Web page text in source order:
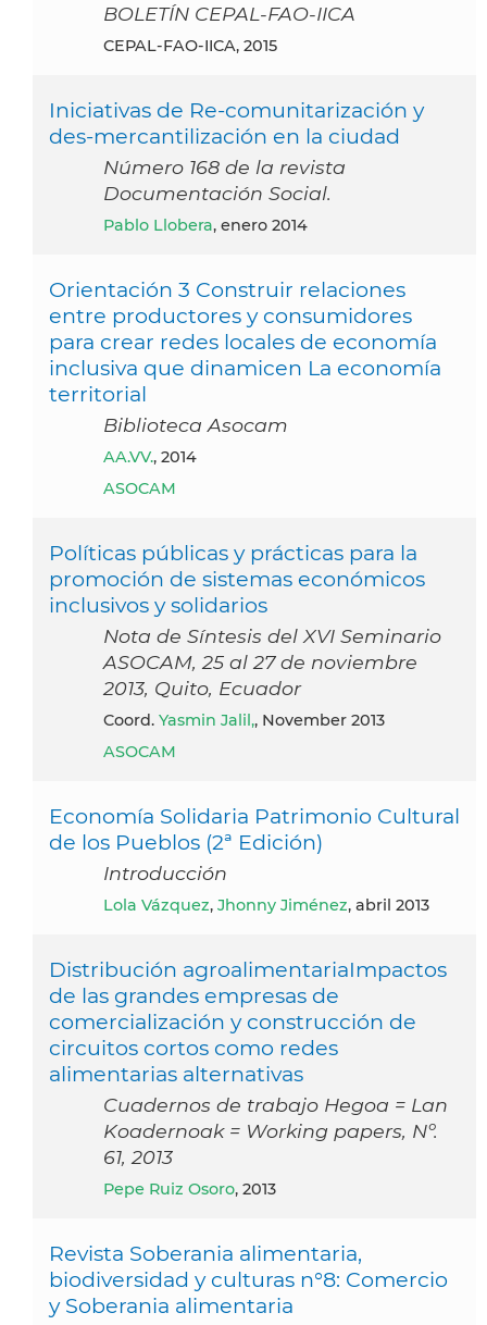
BOLETÍN CEPAL-FAO-IICA
CEPAL-FAO-IICA, 2015
Iniciativas de Re-comunitarización y
des-mercantilización en la ciudad
Número 168 de la revista
Documentación Social.
Pablo Llobera, enero 2014
Orientación 3 Construir relaciones
entre productores y consumidores
para crear redes locales de economía
inclusiva que dinamicen La economía
territorial
Biblioteca Asocam
AA.VV., 2014
ASOCAM
Políticas públicas y prácticas para la
promoción de sistemas económicos
inclusivos y solidarios
Nota de Síntesis del XVI Seminario
ASOCAM, 25 al 27 de noviembre
2013, Quito, Ecuador
coord. Yasmin Jalil,, November 2013
ASOCAM
Economía Solidaria Patrimonio Cultural
de los Pueblos (2ª Edición)
Introducción
Lola Vázquez, Jhonny Jiménez, abril 2013
Distribución agroalimentariaImpactos
de las grandes empresas de
comercialización y construcción de
circuitos cortos como redes
alimentarias alternativas
Cuadernos de trabajo Hegoa = Lan
Koadernoak = Working papers, Nº.
61, 2013
Pepe Ruiz Osoro, 2013
Revista Soberania alimentaria,
biodiversidad y culturas n°8: Comercio
y Soberania alimentaria